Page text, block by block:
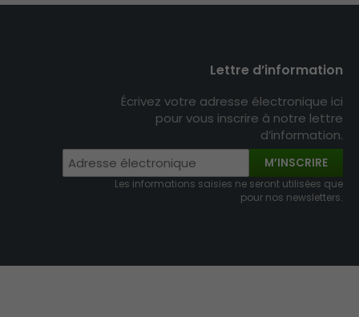
Lettre d’information
Écrivez votre adresse électronique ici
pour vous inscrire à notre lettre
d’information.
M’INSCRIRE
Les informations saisies ne seront utilisées que
pour nos newsletters.